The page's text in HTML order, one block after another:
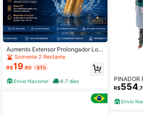
amenta de Aparar Madeira para Ho
mens.
Aumento Extensor Prolongador Lon
go 4,2cm Rosca 1/2 Metal Dourado
Somente 2 Restante
R$19 ,90 -31%
Envio Nacional 4-7 dias
PINADOR
PF50
R$554
Envio